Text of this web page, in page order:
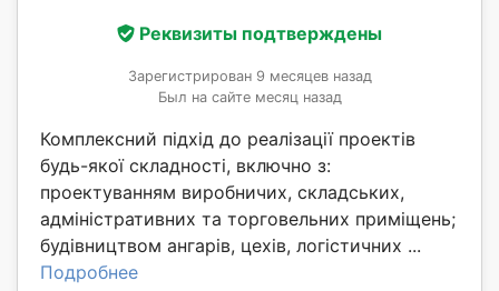
Реквизиты подтверждены
Зарегистрирован 9 месяцев назад
Был на сайте месяц назад
Комплексний підхід до реалізації проектів
будь-якої складності, включно з:
проектуванням виробничих, складських,
адміністративних та торговельних приміщень;
будівництвом ангарів, цехів, логістичних ...
Подробнее